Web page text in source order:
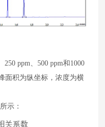
250 ppm、500 ppm和 1000
面积为纵坐标 ，浓度为横
示 ：